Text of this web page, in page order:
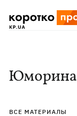
Юморина
ВСЕ МАТЕРИАЛЫ